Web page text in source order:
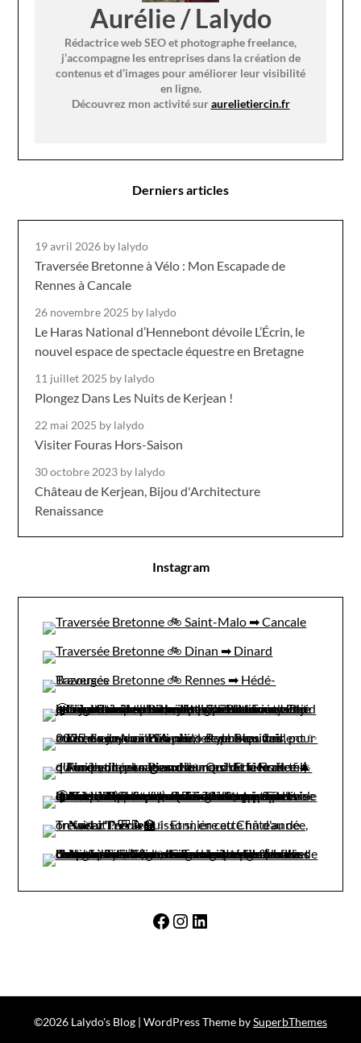
Aurélie / Lalydo
Rédactrice web SEO et photographe freelance,
j’accompagne les entreprises dans la création de
contenus et d’images pour améliorer leur visibilité
en ligne.
Découvrez mon activité suraurelietiercin.fr
Derniers articles
19 avril 2026 by lalydo
Traversée Bretonne à Vélo : Mon Escapade de
Rennes à Cancale
26 novembre 2025 by lalydo
Le Haras National d’Hennebont dévoile L’Écrin, le
nouvel espace de spectacle équestre en Bretagne
11 juillet 2025 by lalydo
Plongez Dans Les Nuits de Kerjean !
22 mai 2025 by lalydo
Visiter Fouras Hors-Saison
30 octobre 2023 by lalydo
Château de Kerjean, Bijou d'Architecture
Renaissance
Instagram
Facebook
Instagram
LinkedIn
©2026 Lalydo's Blog | WordPress Theme bySuperbThemes